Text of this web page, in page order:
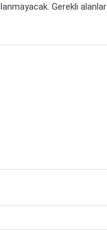
Gerekli alanlar